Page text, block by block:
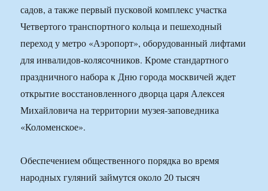
садов, а также первый пусковой комплекс участка
Четвертого транспортного кольца и пешеходный
переход у метро «Аэропорт», оборудованный лифтами
для инвалидов-колясочников. Кроме стандартного
праздничного набора к Дню города москвичей ждет
открытие восстановленного дворца царя Алексея
Михайловича на территории музея-заповедника
«Коломенское».
Обеспечением общественного порядка во время
народных гуляний займутся около 20 тысяч